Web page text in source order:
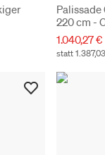
Palissade
220 cm -
1.040,27 €
statt